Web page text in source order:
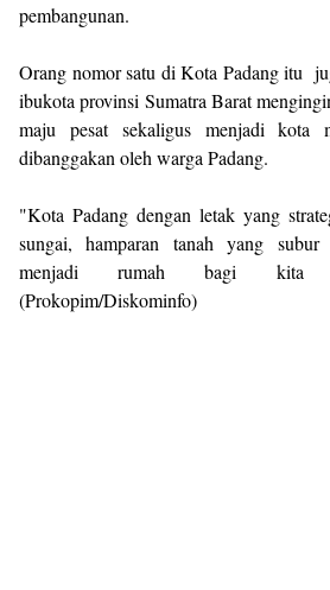
pembangunan.
Orang nomor satu di Kota Padang itu
ibukota provinsi Sumatra Barat
maju pesat sekaligus menjadi kota
dibanggakan oleh warga Padang.
"Kota Padang dengan letak yang
sungai, hamparan tanah yang subur
menjadi rumah bagi kita
(Prokopim/Diskominfo)